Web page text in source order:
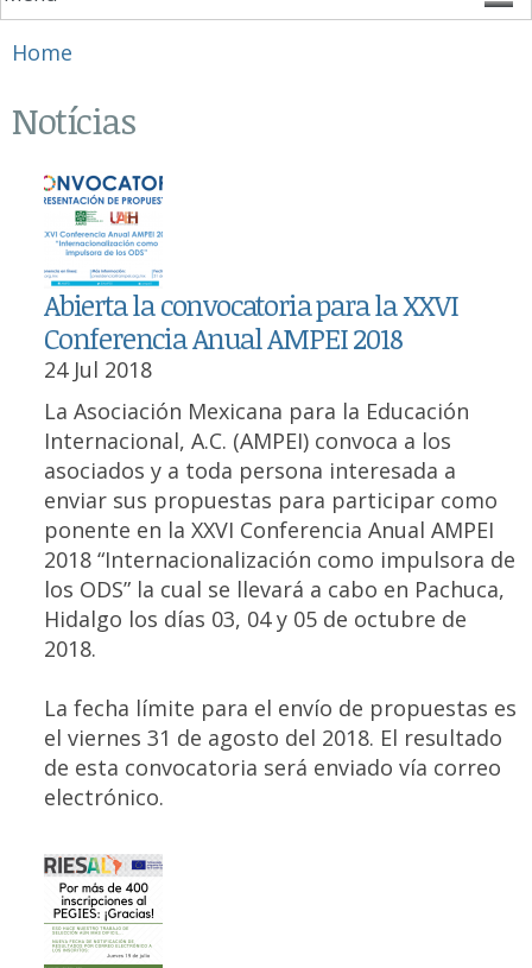
You are here
Home
Notícias
Abierta la convocatoria para la XXVI
Conferencia Anual AMPEI 2018
24 Jul 2018
La Asociación Mexicana para la Educación
Internacional, A.C. (AMPEI) convoca a los
asociados y a toda persona interesada a
enviar sus propuestas para participar como
ponente en la XXVI Conferencia Anual AMPEI
2018 “Internacionalización como impulsora de
los ODS” la cual se llevará a cabo en Pachuca,
Hidalgo los días 03, 04 y 05 de octubre de
2018.
La fecha límite para el envío de propuestas es
el viernes 31 de agosto del 2018. El resultado
de esta convocatoria será enviado vía correo
electrónico.